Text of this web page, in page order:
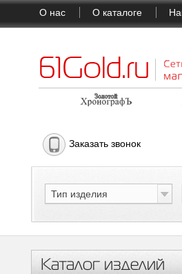
О нас О каталоге
Заказать звонок
Тип изделия
Каталог изделий